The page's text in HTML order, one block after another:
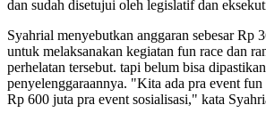
dan sudah disetujui oleh legislatif dan
Syahrial menyebutkan anggaran sebesar Rp
untuk melaksanakan kegiatan fun race dan
perhelatan tersebut. tapi belum bisa
penyelenggaraannya. "Kita ada pra event
Rp 600 juta pra event sosialisasi," kata